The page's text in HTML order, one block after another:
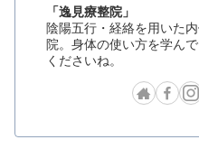
「逸見療整院」
陰陽五行・経絡を用いた
院。身体の使い方を学ん
くださいね。